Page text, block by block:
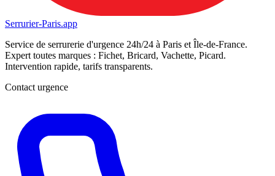
Serrurier-Paris.app
Service de serrurerie d'urgence 24h/24 à Paris et Île-de-France.
Expert toutes marques : Fichet, Bricard, Vachette, Picard.
Intervention rapide, tarifs transparents.
Contact urgence